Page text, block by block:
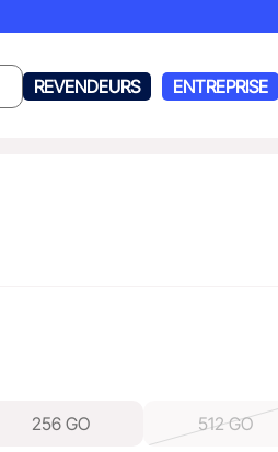
REVENDEURS ENTREPRISE
256 GO 512 GO